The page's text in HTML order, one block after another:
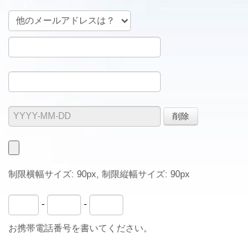
制限横幅サイズ: 90px, 制限縦幅サイズ: 90px
- -
お携帯電話番号を書いてください。